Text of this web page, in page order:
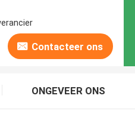
Contacteer ons
ONGEVEER ONS